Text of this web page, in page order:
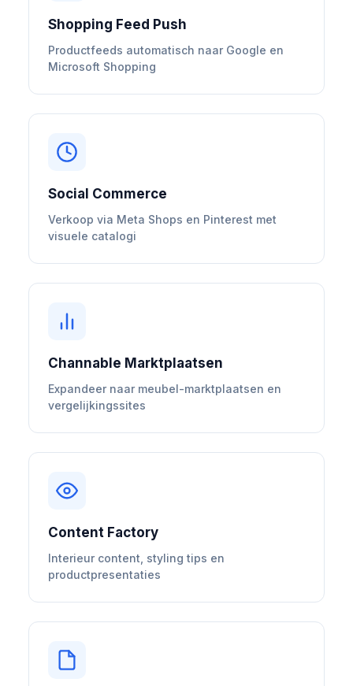
Shopping Feed Push
Productfeeds automatisch naar Google en
Microsoft Shopping
Social Commerce
Verkoop via Meta Shops en Pinterest met
visuele catalogi
Channable Marktplaatsen
Expandeer naar meubel-marktplaatsen en
vergelijkingssites
Content Factory
Interieur content, styling tips en
productpresentaties